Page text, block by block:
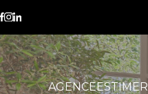
AGENCEESTIMER
DPE 2028